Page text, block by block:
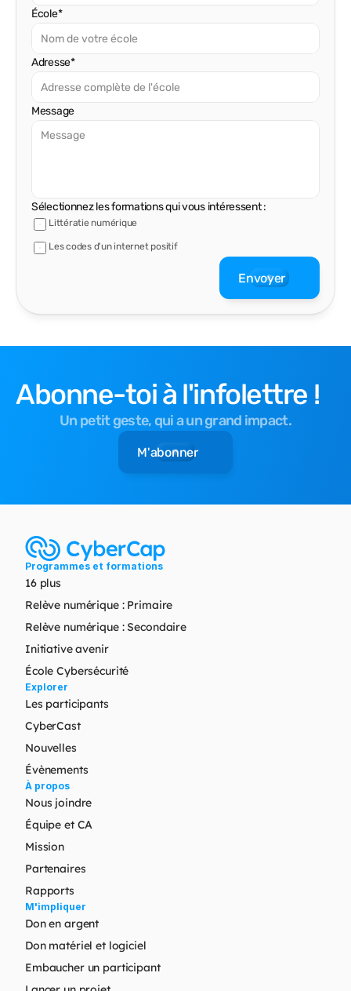
École*
Adresse*
Message
Sélectionnez les formations qui vous intéressent :
Littératie numérique
Les codes d'un internet positif
Envoyer
Abonne-toi à l'infolettre !
Un petit geste, qui a un grand impact.
M'abonner
Programmes et formations
16 plus
Relève numérique : Primaire
Relève numérique : Secondaire
Initiative avenir
École Cybersécurité
Explorer
Les participants
CyberCast
Nouvelles
Évènements
À propos
Nous joindre
Équipe et CA
Mission
Partenaires
Rapports
M'impliquer
Don en argent
Don matériel et logiciel
Embaucher un participant